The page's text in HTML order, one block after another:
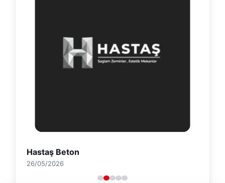
Hastaş Beton
26/05/2026